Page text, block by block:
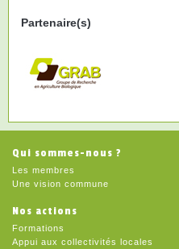
Partenaire(s)
Qui sommes-nous ?
Les membres
Une vision commune
Nos actions
Formations
Appui aux collectivités locales